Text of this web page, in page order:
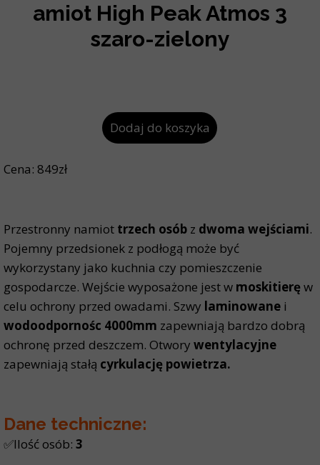
amiot High Peak Atmos 3
szaro-zielony
Cena: 849zł
Przestronny namiot trzech osób z dwoma wejściami.
Pojemny przedsionek z podłogą może być
wykorzystany jako kuchnia czy pomieszczenie
gospodarcze. Wejście wyposażone jest w moskitieręw
celu ochrony przed owadami. Szwy laminowane i
wodoodpornośc 4000mm zapewniają bardzo dobrą
ochronę przed deszczem. Otwory wentylacyjne
zapewniają stałą cyrkulację powietrza.
Dane techniczne:
✅Ilość osób: 3
Dodaj do koszyka